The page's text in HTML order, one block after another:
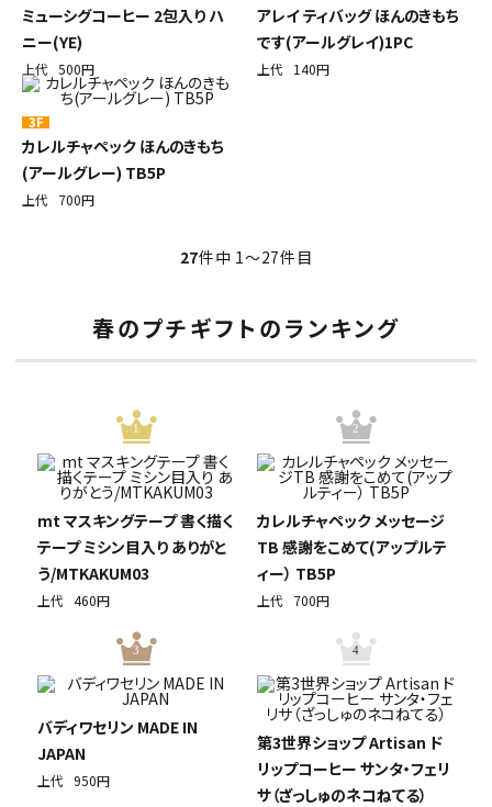
ミューシグコーヒー 2包入り ハ
ニー(YE)
上代 500円
アレイ ティバッグ ほんのきもち
です(アールグレイ)1PC
上代 140円
3F
カレルチャペック ほんのきもち
(アールグレー) TB5P
上代 700円
27件中 1〜27件目
春のプチギフトのランキング
1
mt マスキングテープ 書く描く
テープ ミシン目入り ありがと
う/MTKAKUM03
上代 460円
2
カレルチャペック メッセージ
TB 感謝をこめて(アップルテ
ィー） TB5P
上代 700円
3
バディワセリン MADE IN
JAPAN
上代 950円
4
第3世界ショップ Artisan ド
リップコーヒー サンタ・フェリ
サ（ざっしゅのネコねてる）